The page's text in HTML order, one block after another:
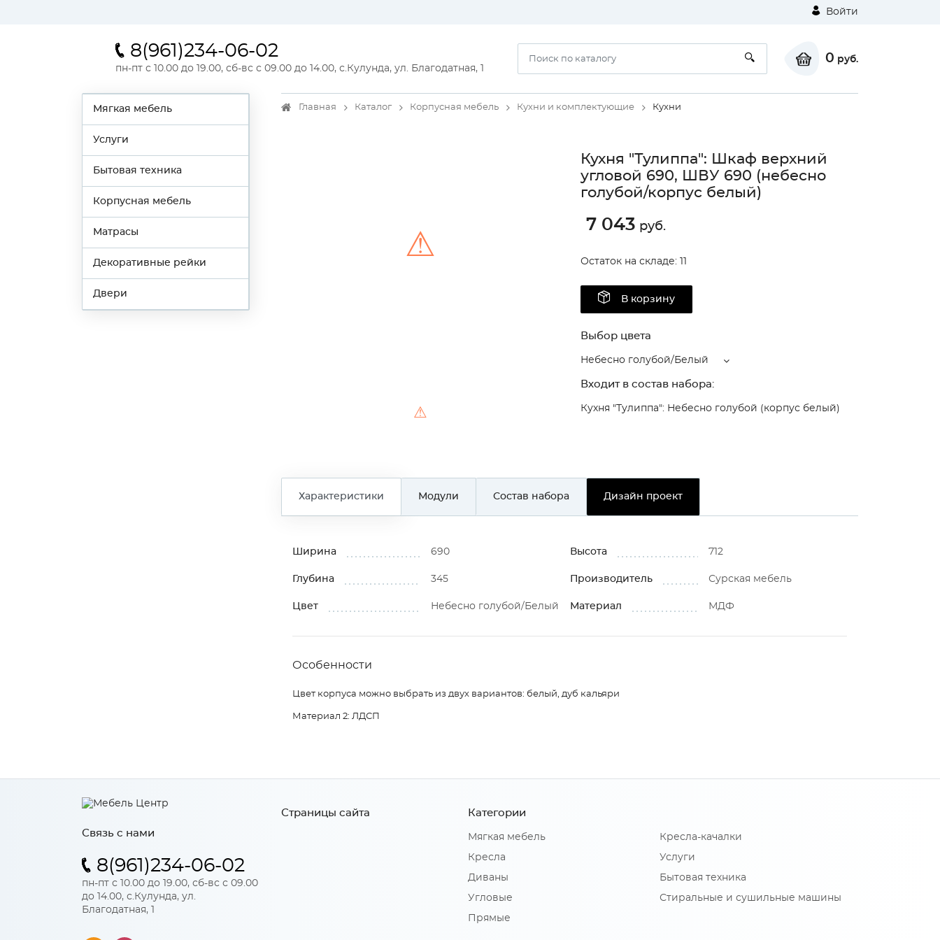
Войти
8(961)234-06-02
пн-пт с 10.00 до 19.00, сб-вс с 09.00 до 14.00, с.Кулунда, ул. Благодатная, 1
0 руб.
Мягкая мебель
Услуги
Бытовая техника
Корпусная мебель
Матрасы
Декоративные рейки
Двери
Главная Каталог Корпусная мебель Кухни и комплектующие Кухни
⚠
⚠
Кухня "Тулиппа": Шкаф верхний
угловой 690, ШВУ 690 (небесно
голубой/корпус белый)
7 043 руб.
Остаток на складе: 11
В корзину
Выбор цвета
Небесно голубой/Белый
Входит в состав набора:
Кухня "Тулиппа": Небесно голубой (корпус белый)
Характеристики Модули Состав набора Дизайн проект
Ширина 690 Высота 712
Глубина 345 Производитель Сурская мебель
Цвет Небесно голубой/Белый Материал МДФ
Особенности
Цвет корпуса можно выбрать из двух вариантов: белый, дуб кальяри
Материал 2: ЛДСП
Связь с нами
8(961)234-06-02
пн-пт с 10.00 до 19.00, сб-вс с 09.00
до 14.00, с.Кулунда, ул.
Благодатная, 1
Страницы сайта Категории
Мягкая мебель
Кресла
Диваны
Угловые
Прямые
Кресла-качалки
Услуги
Бытовая техника
Стиральные и сушильные машины